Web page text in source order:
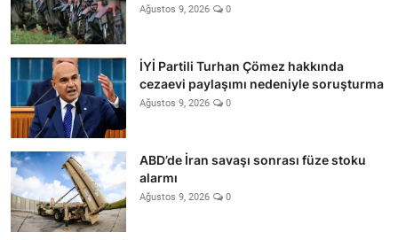
Ağustos 9, 2026 0
İYİ Partili Turhan Çömez hakkında
cezaevi paylaşımı nedeniyle soruşturma
Ağustos 9, 2026 0
ABD’de İran savaşı sonrası füze stoku
alarmı
Ağustos 9, 2026 0